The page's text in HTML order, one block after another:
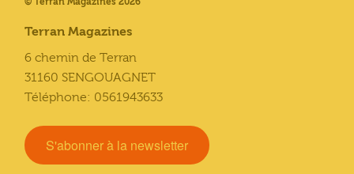
Terran Magazines
6 chemin de Terran
31160 SENGOUAGNET
Téléphone: 0561943633
S'abonner à la newsletter